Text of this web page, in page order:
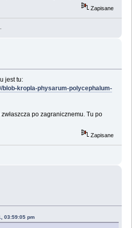
Zapisane
jest tu:
blob-kropla-physarum-polycephalum-
po zagranicznemu. Tu po
Zapisane
03:59:05 pm